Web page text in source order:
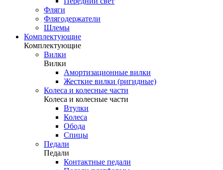
Фляги
Флягодержатели
Шлемы
Комплектующие
Комплектующие
Вилки
Вилки
Амортизационные вилки
Жесткие вилки (ригидные)
Колеса и колесные части
Колеса и колесные части
Втулки
Колеса
Обода
Спицы
Педали
Педали
Контактные педали